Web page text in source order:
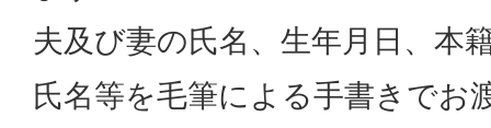
夫及び妻の氏名、生年月日、本
氏名等を毛筆による手書きでお